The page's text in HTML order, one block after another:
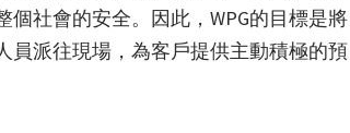
社會的安全。因此，WPG的目標是將
員派往現場，為客戶提供主動積極的預